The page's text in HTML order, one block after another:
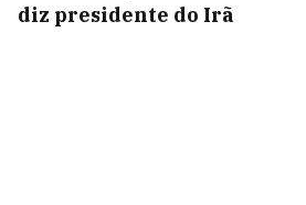
diz presidente do Irã